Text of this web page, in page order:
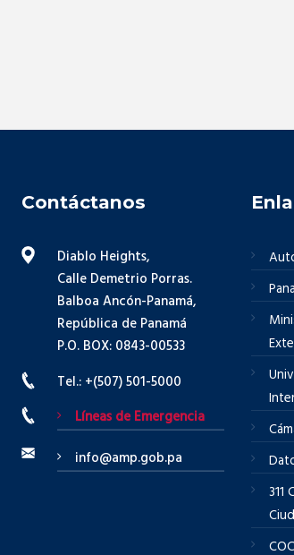
Contáctanos
Diablo Heights,
Calle Demetrio Porras.
Balboa Ancón-Panamá,
República de Panamá
P.O. BOX: 0843-00533
Tel.: +(507) 501-5000
Líneas de Emergencia
info@amp.gob.pa